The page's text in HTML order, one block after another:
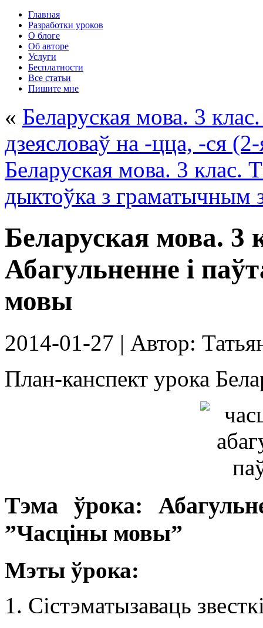
Главная
Разработки уроков
О блоге
Об авторе
Услуги
Бесплатности
Все статьи
Пишите мне
« Беларуская мова. 3
дзеясловаў на -цца, -ся (2-
Беларуская мова. 3 клас.
дыктоўка з граматычным
Беларуская мова. 3
Абагульненне і
мовы
2014-01-27 | Автор:
План-канспект урока
Тэма ўрока:
”Часціны мовы”
Мэты ўрока:
1. Сістэматызаваць